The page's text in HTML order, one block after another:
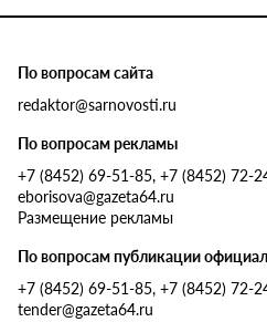
По вопросам сайта
redaktor@sarnovosti.ru
По вопросам рекламы
+7 (8452) 69-51-85, +7 (8452) 72-
eborisova@gazeta64.ru
Размещение рекламы
По вопросам публикации
+7 (8452) 69-51-85, +7 (8452) 72-
tender@gazeta64.ru